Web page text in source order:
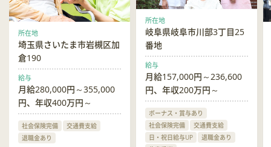
所在地
埼玉県さいたま市岩槻区加
倉190
給与
月給280,000円～355,000
円、年収400万円～
社会保険完備
交通費支給
退職金あり
所在地
岐阜県岐阜市川部3丁目25
番地
給与
月給157,000円～236,600
円、年収200万円～
ボーナス・賞与あり
社会保険完備
交通費支給
日・祝日給与UP
退職金あり